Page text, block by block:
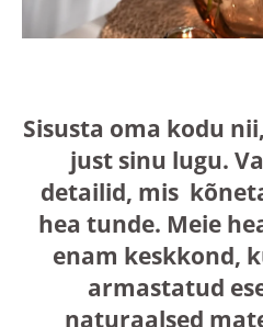
Sisusta oma kodu
just sinu lugu.
detailid, mis
hea tunde. Meie
enam keskkond,
armastatud
naturaalsed